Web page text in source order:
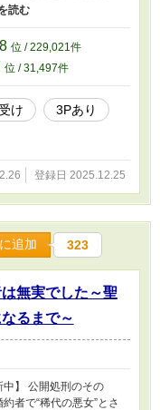
いた青年が、小さな町
すけべ特化の
工場のおじさん2人×
な青年（童貞・処
位 / 229,021件
位 / 31,497件
け
3Pあり
登録日 2025.12.25
追加 323
無実でした～聖
るまで～
中】 公開処刑のその
者で“稀代の悪女”とさ